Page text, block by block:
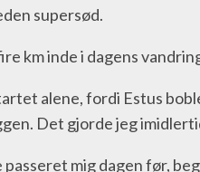
supersød.
km inde i dagens
alene, fordi Estus
Det gjorde jeg
passeret mig dagen før,